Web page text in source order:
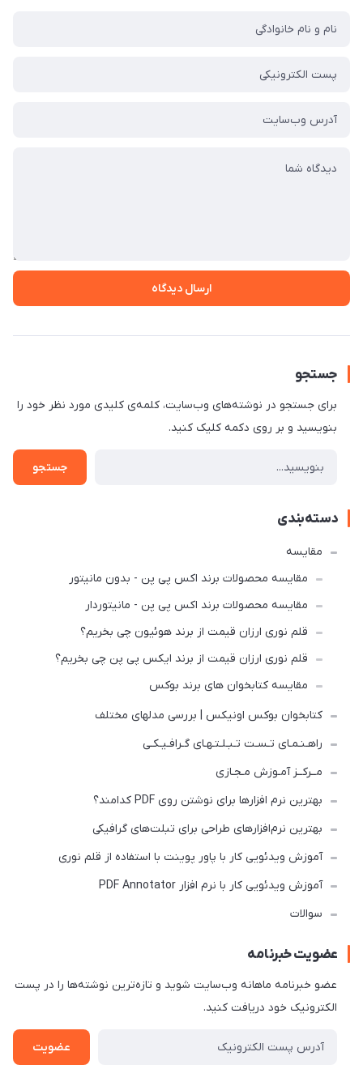
ارسال دیدگاه
جستجو
برای جستجو در نوشته‌های وب‌سایت، کلمه‌ی کلیدی مورد نظر خود را
بنویسید و بر روی دکمه کلیک کنید.
جستجو
دسته‌بندی
مقایسه
مقایسه محصولات برند اکس پی پن - بدون مانیتور
مقایسه محصولات برند اکس پی پن - مانیتوردار
قلم نوری ارزان قیمت از برند هوئیون چی بخریم؟
قلم نوری ارزان قیمت از برند ایکس پی پن چی بخریم؟
مقایسه کتابخوان های برند بوکس
کتابخوان بوکس اونیکس | بررسی مدلهای مختلف
راهـنـمـای تـسـت تـبـلـتـهـای گـرافـیـکـی
مــرکــز آمـوزش مـجـازی
بهترین نرم افزارها برای نوشتن روی PDF کدامند؟
بهترین نرم‌افزارهای طراحی برای تبلت‌های گرافیکی
آموزش ویدئویی کار با پاور پوینت با استفاده از قلم نوری
آموزش ویدئویی کار با نرم افزار PDF Annotator
سوالات
عضویت خبرنامه
عضو خبرنامه ماهانه وب‌سایت شوید و تازه‌ترین نوشته‌ها را در پست
الکترونیک خود دریافت کنید.
عضویت